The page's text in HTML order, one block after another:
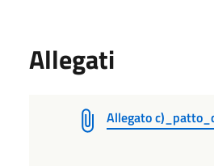
Allegati
Allegato